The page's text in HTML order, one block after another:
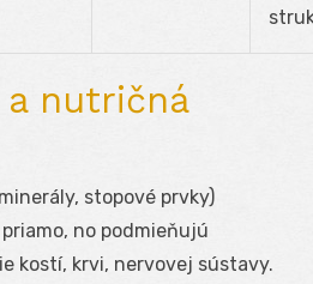
a nutričná
stopové prvky)
no podmieňujú
kostí, krvi, nervovej sústavy.